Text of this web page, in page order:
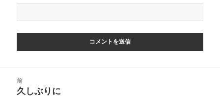
前
前
久しぶりに